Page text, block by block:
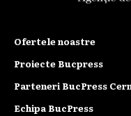
Ofertele noastre
Proiecte Bucpress
Parteneri BucPress
Echipa BucPress